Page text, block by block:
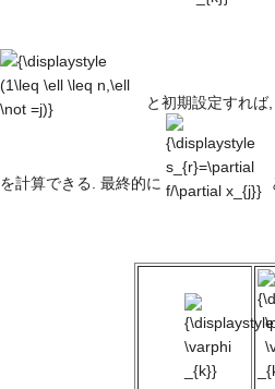
と初期設定すれば,
を計算できる. 最終的に
{\displaystyle
s_{r}=\partial
f/\partial
x_{j}}
{\displaystyle
\varphi _{k}}